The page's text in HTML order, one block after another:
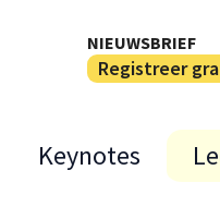
NIEUWSBRIEF
Registreer
Keynotes